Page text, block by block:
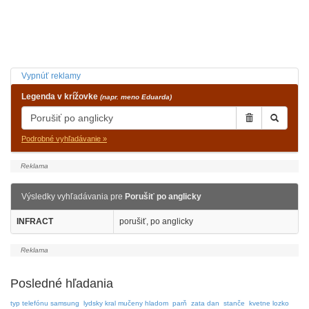
Vypnúť reklamy
Legenda v krížovke (napr. meno Eduarda)
Podrobné vyhľadávanie »
Výsledky vyhľadávania pre Porušiť po anglicky
INFRACT porušiť, po anglicky
Posledné hľadania
typ telefónu samsung lydsky kral mučeny hladom parň zata dan stanče kvetne lozko